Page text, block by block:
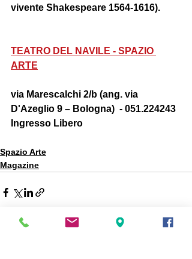
vivente Shakespeare 1564-1616).
TEATRO DEL NAVILE - SPAZIO
ARTE
via Marescalchi 2/b (ang. via
D'Azeglio 9 – Bologna)  - 051.224243
Ingresso Libero
Spazio Arte
Magazine